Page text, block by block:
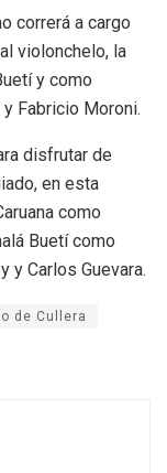
correrá a cargo
violonchelo, la
y como
Fabricio Moroni.
disfrutar de
en esta
como
Buetí como
y Carlos Guevara.
de Cullera